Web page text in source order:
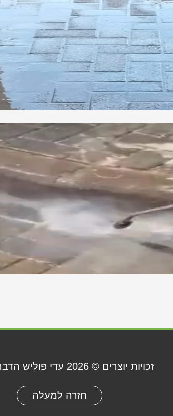
זכויות יוצרים © 2026 עדי פוליש
חזרה למעלה